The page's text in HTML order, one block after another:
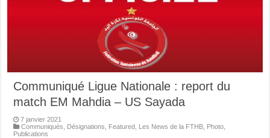
Communiqué Ligue Nationale : report du
match EM Mahdia – US Sayada
7 janvier 2021
Communiqués
Désignations Featured Les News de la FTHB Photo
Publications